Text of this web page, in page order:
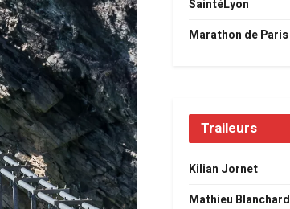
SaintéLyon
Marathon de Paris
Traileurs
Kilian Jornet
Mathieu Blanchard